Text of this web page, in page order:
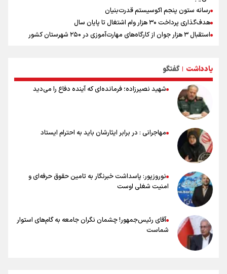
رسانه ستون پنجم اکوسیستم قدرت‌بنیان
هدف‌گذاری پرداخت ۳۰ هزار وام اشتغال تا پایان سال
استقبال ۳ هزار جوان از کارگاه‌های مهارت‌آموزی در ۲۵۰ شهرستان کشور
آمریکاست و ارتباطی به مذاکرات ایران و عمان ندارد
علت نامگذاری ۱۷ مرداد به عنوان روز خبرنگار چیست؟
ورود مواد آلاینده به منابع آب از نگرانی‌های جدی دوران جنگ است/ خطر از
دست رفتن باروری خاک
مروری بر زندگینامه خبرنگار شهید «محمود صارمی»
۱۷ مرداد؛ روز خبرنگار
خانواده شهید لاریجانی: از اظهارات شتاب‌زده درباره چگونگی شهادت اجتناب
کنید
یادداشت | گفتگو
شهید نصیرزاده؛ فرمانده‌ای که آینده دفاع را می‌دید
مهاجرانی : در برابر ایثارشان باید به احترام ایستاد
نوروزپور: پاسداشت خبرنگار به تامین حقوق حرفه‌ای و
امنیت شغلی اوست
آقای رئیس‌جمهور! چشمان نگران جامعه به گام‌های استوار
شماست